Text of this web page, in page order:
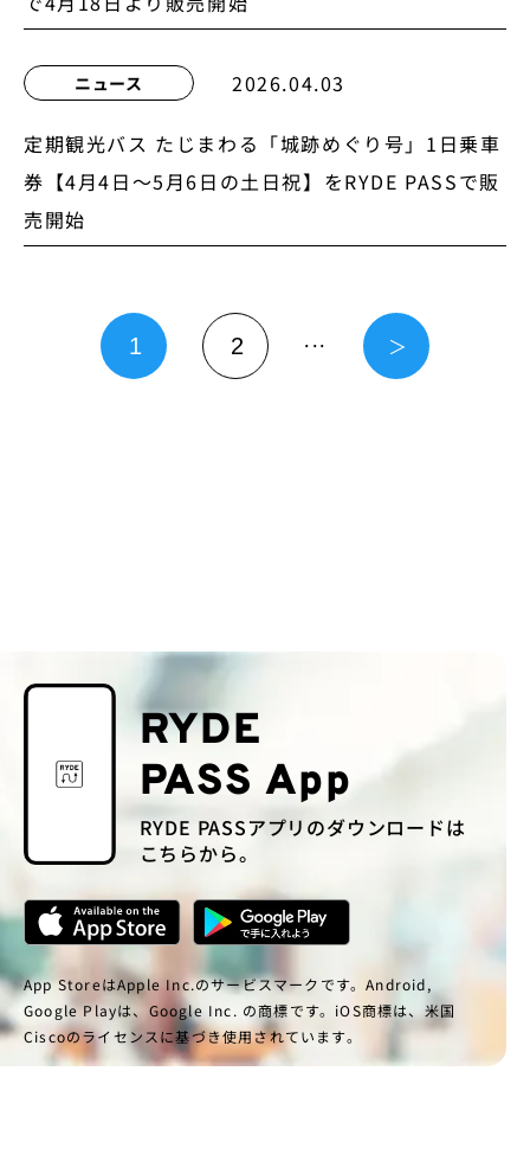
ニュース 2026.04.03
定期観光バス たじまわる「城跡めぐり号」1日乗車
券【4月4日〜5月6日の土日祝】をRYDE PASSで販
売開始
1 2 ... ＞
RYDE
PASS App
RYDE PASSアプリのダウンロードは
こちらから。
App StoreはApple Inc.のサービスマークです。Android,
Google Playは、Google Inc. の商標です。iOS商標は、米国
Ciscoのライセンスに基づき使用されています。